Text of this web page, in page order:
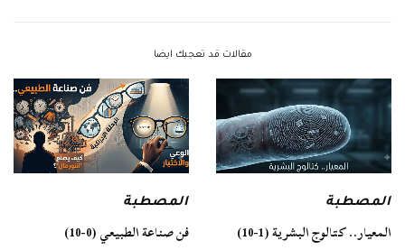
مقالات قد تعجبك ايضا
المصطبة
المعيار.. كتالوج البشرية (1-10)
المصطبة
فن صناعة الطبيعي (0-10)